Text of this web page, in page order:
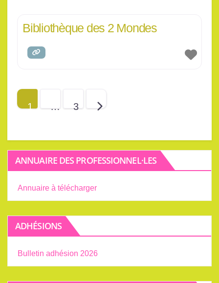
Bibliothèque des 2 Mondes
Posts navigation
1 … 3 Anciens articles
ANNUAIRE DES PROFESSIONNEL·LES
Annuaire à télécharger
ADHÉSIONS
Bulletin adhésion 2026